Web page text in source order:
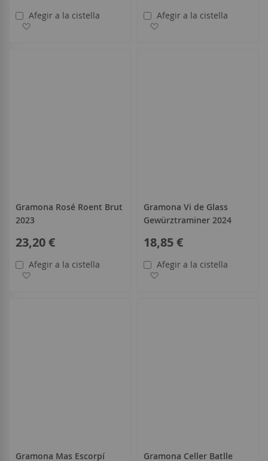
Afegir a la cistella
Afegir a la cistella
Gramona Rosé Roent Brut
2023
23,20 €
Afegir a la cistella
Gramona Vi de Glass
Gewürztraminer 2024
18,85 €
Afegir a la cistella
Gramona Mas Escorpí
Gramona Celler Batlle